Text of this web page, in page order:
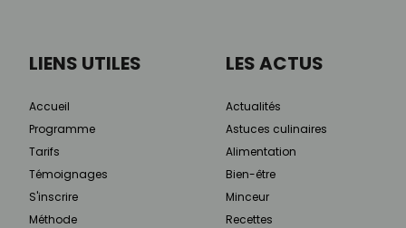
LIENS UTILES
Accueil
Programme
Tarifs
Témoignages
S'inscrire
Méthode
LES ACTUS
Actualités
Astuces culinaires
Alimentation
Bien-être
Minceur
Recettes